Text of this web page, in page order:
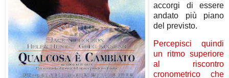
accorgi di essere
andato più piano
del previsto.
Percepisci quindi
un ritmo superiore
al riscontro
cronometrico che